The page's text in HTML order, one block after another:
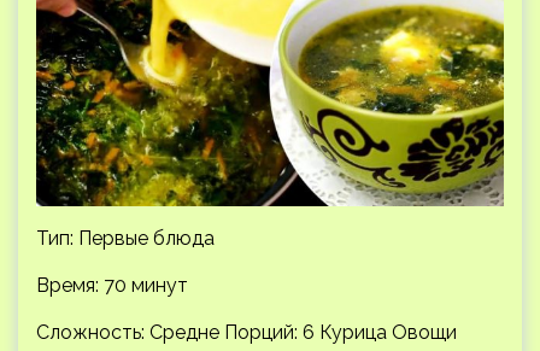
Тип: Первые блюда
Время: 70 минут
Сложность: Средне Порций: 6 Курица Овощи